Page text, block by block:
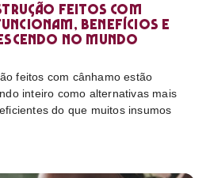
feitos com
benefícios e
no mundo
feitos com cânhamo estão
inteiro como alternativas mais
do que muitos insumos